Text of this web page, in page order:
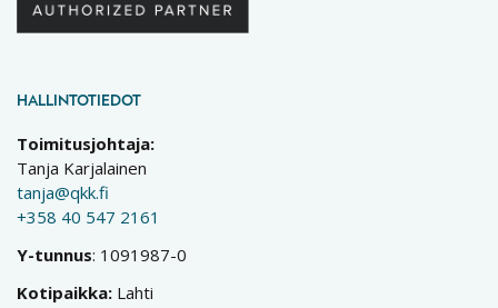
HALLINTOTIEDOT
Toimitusjohtaja:
Tanja Karjalainen
tanja@qkk.fi
+358 40 547 2161
Y-tunnus: 1091987-0
Kotipaikka: Lahti